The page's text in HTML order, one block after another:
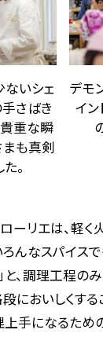
いシェ
さばき
重な瞬
も真剣
。
デモ
イ
ローリエは、軽
んなスパイス
、調理工程の
においしくす
上手になるた